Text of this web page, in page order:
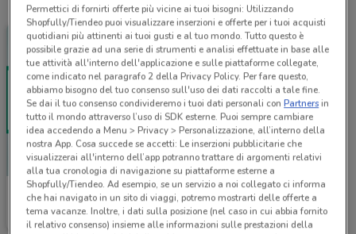
PosteMobile
Scade il 05/09 188 m
Permettici di fornirti offerte più vicine ai tuoi bisogni: Utilizzando
Shopfully/Tiendeo puoi visualizzare inserzioni e offerte per i tuoi acquisti
quotidiani più attinenti ai tuoi gusti e al tuo mondo. Tutto questo è
possibile grazie ad una serie di strumenti e analisi effettuate in base alle
tue attività all'interno dell'applicazione e sulle piattaforme collegate,
come indicato nel paragrafo 2 della Privacy Policy. Per fare questo,
abbiamo bisogno del tuo consenso sull'uso dei dati raccolti a tale fine.
Se dai il tuo consenso condivideremo i tuoi dati personali conPartnersin
tutto il mondo attraverso l’uso di SDK esterne. Puoi sempre cambiare
idea accedendo a Menu > Privacy > Personalizzazione, all’interno della
nostra App. Cosa succede se accetti: Le inserzioni pubblicitarie che
visualizzerai all'interno dell’app potranno trattare di argomenti relativi
alla tua cronologia di navigazione su piattaforme esterne a
Shopfully/Tiendeo. Ad esempio, se un servizio a noi collegato ci informa
che hai navigato in un sito di viaggi, potremo mostrarti delle offerte a
tema vacanze. Inoltre, i dati sulla posizione (nel caso in cui abbia fornito
il relativo consenso) insieme alle informazioni sulle prestazioni della